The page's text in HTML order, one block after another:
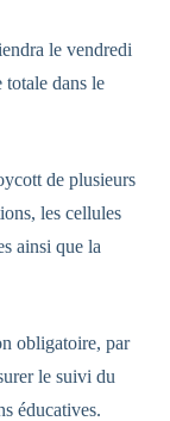
le vendredi
totale dans le
de plusieurs
les cellules
ainsi que la
obligatoire, par
le suivi du
éducatives.